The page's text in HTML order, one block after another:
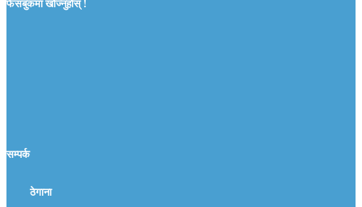
फेसबुकमा खोज्नुहोस् !
सम्पर्क
ठेगाना